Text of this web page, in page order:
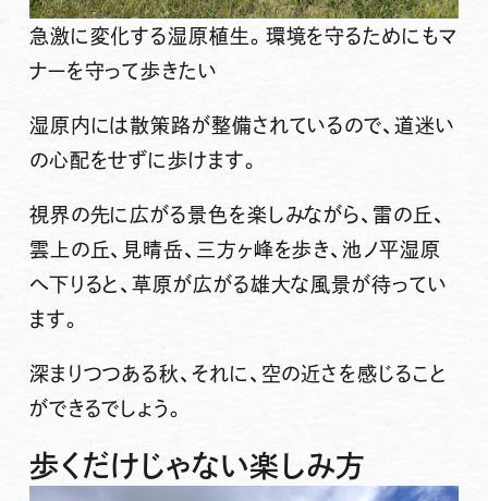
急激に変化する湿原植生。環境を守るためにもマ
ナーを守って歩きたい
湿原内には散策路が整備されているので、道迷い
の心配をせずに歩けます。
視界の先に広がる景色を楽しみながら、雷の丘、
雲上の丘、見晴岳、三方ヶ峰を歩き、池ノ平湿原
へ下りると、草原が広がる雄大な風景が待ってい
ます。
深まりつつある秋、それに、空の近さを感じること
ができるでしょう。
歩くだけじゃない楽しみ方